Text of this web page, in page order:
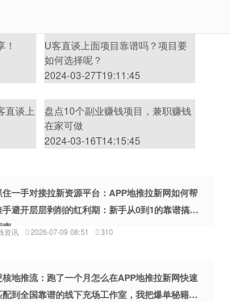
U客直谈上面项目靠谱吗？项目要
如何选择呢？
2024-03-27T19:11:45
直谈上
盘点10个副业赚钱项目，兼职赚钱
在家可做
2024-03-16T14:15:45
住一手对接拉新资源平台：APP地推拉新网如何帮
手避开层层剥削的红利期：新手从0到1的靠谱搞钱
南
资讯 2026-07-09 08:51 310
核地推流：跑了一个月怎么在APP地推拉新网快速
配到全国靠谱的线下充场工作室，我把爆单秘籍整